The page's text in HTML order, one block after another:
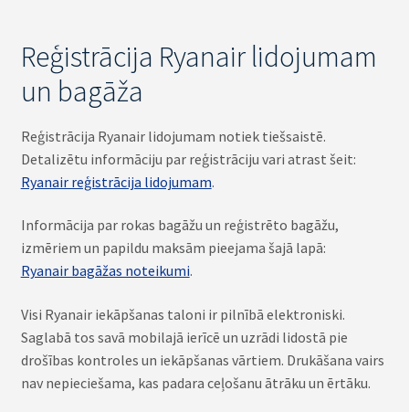
Reģistrācija Ryanair lidojumam
un bagāža
Reģistrācija Ryanair lidojumam notiek tiešsaistē.
Detalizētu informāciju par reģistrāciju vari atrast šeit:
Ryanair reģistrācija lidojumam.
Informācija par rokas bagāžu un reģistrēto bagāžu,
izmēriem un papildu maksām pieejama šajā lapā:
Ryanair bagāžas noteikumi.
Visi Ryanair iekāpšanas taloni ir pilnībā elektroniski.
Saglabā tos savā mobilajā ierīcē un uzrādi lidostā pie
drošības kontroles un iekāpšanas vārtiem. Drukāšana vairs
nav nepieciešama, kas padara ceļošanu ātrāku un ērtāku.